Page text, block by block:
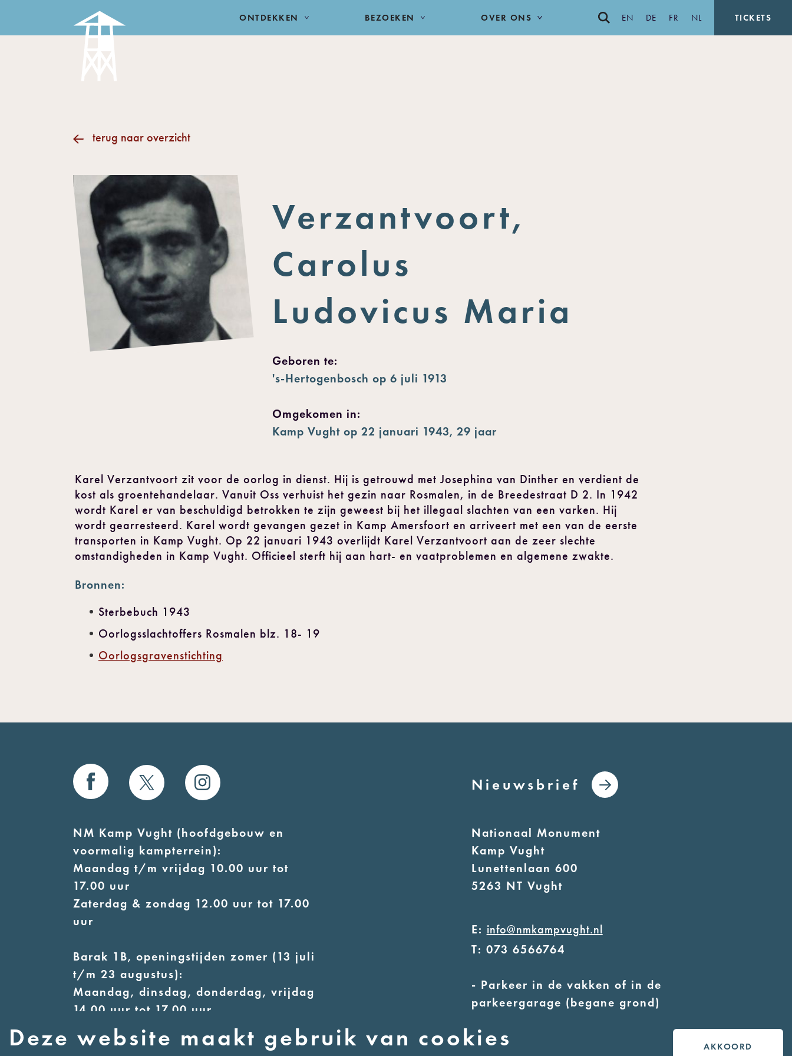
ONTDEKKEN BEZOEKEN OVER ONS EN DE FR NL TICKETS
terug naar overzicht
Verzantvoort,
Carolus
Ludovicus Maria
Geboren te:
's-Hertogenbosch op 6 juli 1913
Omgekomen in:
Kamp Vught op 22 januari 1943, 29 jaar
Karel Verzantvoort zit voor de oorlog in dienst. Hij is getrouwd met Josephina van Dinther en verdient de
kost als groentehandelaar. Vanuit Oss verhuist het gezin naar Rosmalen, in de Breedestraat D 2. In 1942
wordt Karel er van beschuldigd betrokken te zijn geweest bij het illegaal slachten van een varken. Hij
wordt gearresteerd. Karel wordt gevangen gezet in Kamp Amersfoort en arriveert met een van de eerste
transporten in Kamp Vught. Op 22 januari 1943 overlijdt Karel Verzantvoort aan de zeer slechte
omstandigheden in Kamp Vught. Officieel sterft hij aan hart- en vaatproblemen en algemene zwakte.
Bronnen:
Sterbebuch 1943
Oorlogsslachtoffers Rosmalen blz. 18- 19
Oorlogsgravenstichting
Deze website maakt gebruik van cookies AKKOORD
Nieuwsbrief
NM Kamp Vught (hoofdgebouw en
voormalig kampterrein):
Maandag t/m vrijdag 10.00 uur tot
17.00 uur
Zaterdag & zondag 12.00 uur tot 17.00
uur
Barak 1B, openingstijden zomer (13 juli
t/m 23 augustus):
Maandag, dinsdag, donderdag, vrijdag
14.00 uur tot 17.00 uur
Woensdag 12.00 uur tot 17.00 uur
Zaterdag & zondag 13.00 uur tot 17.00
Nationaal Monument
Kamp Vught
Lunettenlaan 600
5263 NT Vught
E: info@nmkampvught.nl
T: 073 6566764
- Parkeer in de vakken of in de
parkeergarage (begane grond)